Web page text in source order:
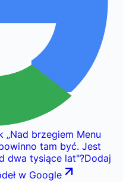
„Nad brzegiem Menu
tam być. Jest
dwa tysiące lat"?Dodaj
w Google